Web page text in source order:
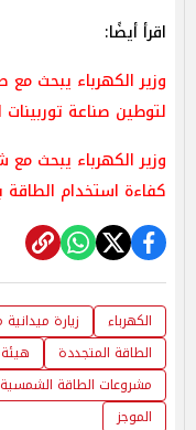
اقرأ أيضًا:
وزير الكهرباء يبحث
لتوطين صناعة توربينات
وزير الكهرباء يبحث مع
كفاءة استخدام
الكهرباء زيارة
الطاقة المتجددة
مشروعات الطاقة الشمسية
الموجز